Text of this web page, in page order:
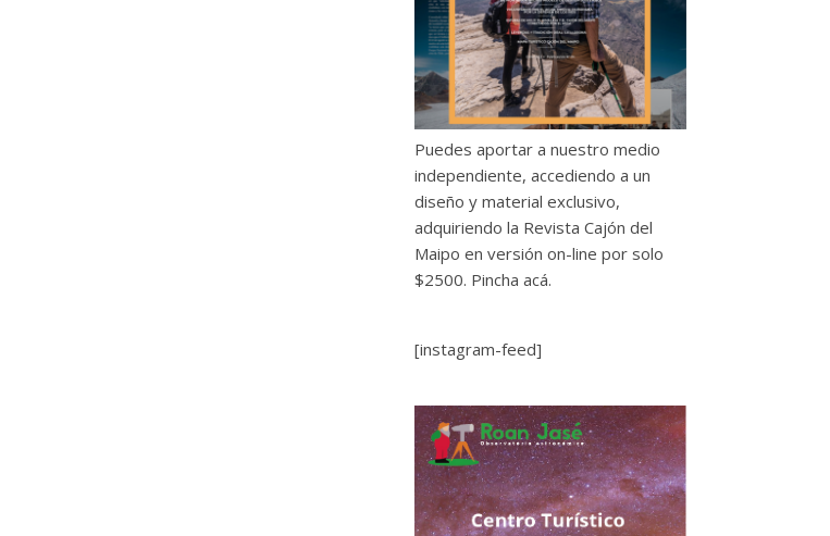
Puedes aportar a nuestro medio
independiente, accediendo a un
diseño y material exclusivo,
adquiriendo la Revista Cajón del
Maipo en versión on-line por solo
$2500. Pincha acá.
[instagram-feed]